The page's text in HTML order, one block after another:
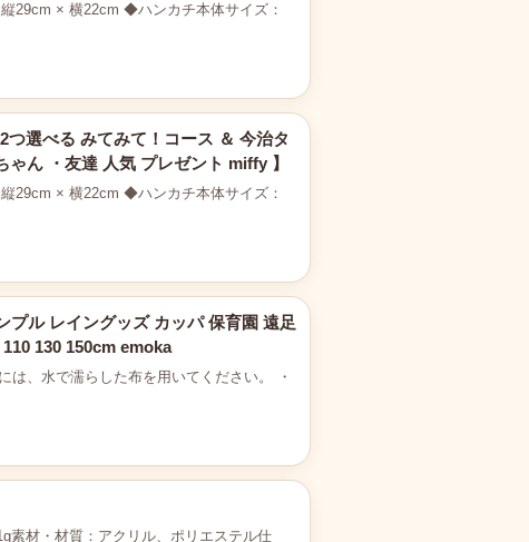
29cm × 横22cm ◆ハンカチ本体サイズ：
つ選べる みてみて！コース ＆ 今治タ
ん ・友達 人気 プレゼント miffy 】
29cm × 横22cm ◆ハンカチ本体サイズ：
プル レイングッズ カッパ 保育園 遠足
130 150cm emoka
、水で濡らした布を用いてください。 ・
素材・材質：アクリル、ポリエステル仕